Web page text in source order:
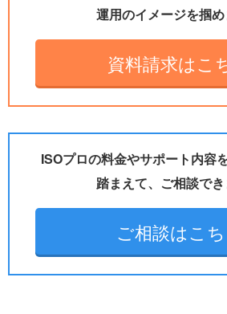
運用のイメージを掴め
資料請求はこ
ISOプロの料金やサポート内容
踏まえて、ご相談でき
ご相談はこ